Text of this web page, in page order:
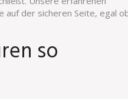
auf der sicheren Seite, egal
so